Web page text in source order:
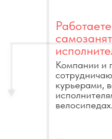
Компании и
курьерами,
велосипедах.